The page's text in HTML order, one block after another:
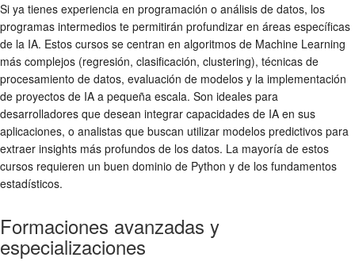
Si ya tienes experiencia en programación o análisis de datos, los
programas intermedios te permitirán profundizar en áreas específicas
de la IA. Estos cursos se centran en algoritmos de Machine Learning
más complejos (regresión, clasificación, clustering), técnicas de
procesamiento de datos, evaluación de modelos y la implementación
de proyectos de IA a pequeña escala. Son ideales para
desarrolladores que desean integrar capacidades de IA en sus
aplicaciones, o analistas que buscan utilizar modelos predictivos para
extraer insights más profundos de los datos. La mayoría de estos
cursos requieren un buen dominio de Python y de los fundamentos
estadísticos.
Formaciones avanzadas y
especializaciones